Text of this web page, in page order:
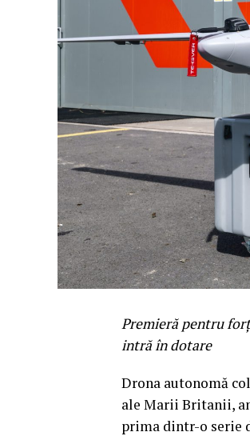
Premieră pentru
intră în dotare
Drona autonomă
ale Marii Britanii,
prima dintr-o serie